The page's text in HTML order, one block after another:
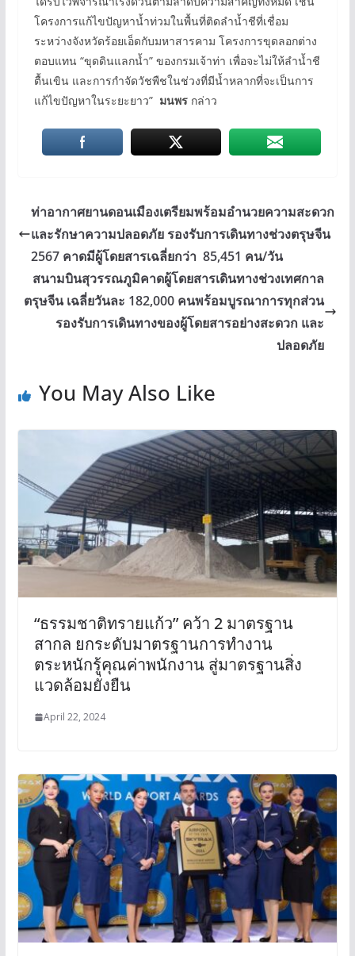
โครงการแก้ไขปัญหาน้ำท่วมในพื้นที่ติดลำน้ำชีที่เชื่อม
ระหว่างจังหวัดร้อยเอ็ดกับมหาสารคาม โครงการขุดลอกต่าง
ตอบแทน “ขุดดินแลกน้ำ” ของกรมเจ้าท่า เพื่อจะไม่ให้ลำน้ำชี
ตื้นเขิน และการกำจัดวัชพืชในช่วงที่มีน้ำหลากที่จะเป็นการ
แก้ไขปัญหาในระยะยาว” มนพร กล่าว
ท่าอากาศยานดอนเมืองเตรียมพร้อมอำนวยความสะดวก
และรักษาความปลอดภัย รองรับการเดินทางช่วงตรุษจีน
2567 คาดมีผู้โดยสารเฉลี่ยกว่า 85,451 คน/วัน
สนามบินสุวรรณภูมิคาดผู้โดยสารเดินทางช่วงเทศกาล
ตรุษจีน เฉลี่ยวันละ 182,000 คนพร้อมบูรณาการทุกส่วน
รองรับการเดินทางของผู้โดยสารอย่างสะดวก และ
ปลอดภัย
You May Also Like
“ธรรมชาติทรายแก้ว” คว้า 2 มาตรฐาน
สากล ยกระดับมาตรฐานการทำงาน
ตระหนักรู้คุณค่าพนักงาน สู่มาตรฐานสิ่ง
แวดล้อมยั่งยืน
April 22, 2024